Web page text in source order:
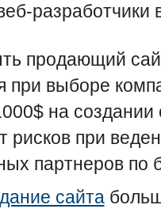
разработчики
продающий
при выборе
на создании
рисков при
партнеров по
сайта